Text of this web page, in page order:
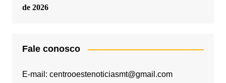
de 2026
Fale conosco
E-mail: centrooestenoticiasmt@gmail.com